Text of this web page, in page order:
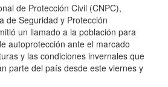
de Protección Civil (CNPC),
de Seguridad y Protección
un llamado a la población para
autoprotección ante el marcado
y las condiciones invernales que
parte del país desde este viernes y